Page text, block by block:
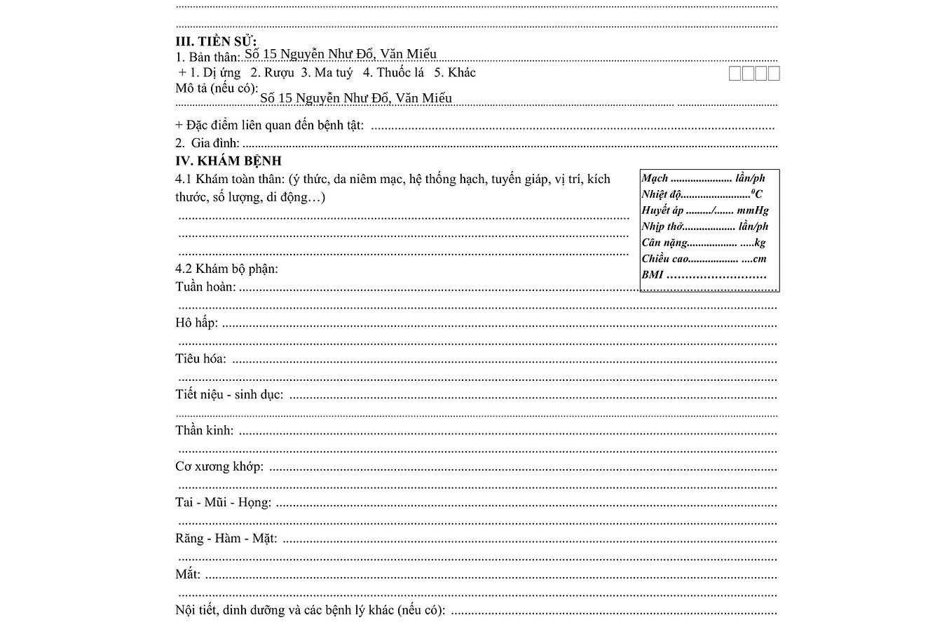
Số 15 Nguyễn Như Đổ, Văn Miếu​​​​
Số 15 Nguyễn Như Đổ, Văn Miếu​​​​